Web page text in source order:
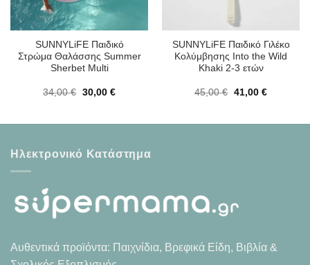
SUNNYLiFE Παιδικό
Στρώμα Θαλάσσης Summer
Sherbet Multi
34,00€ Original
30,00 €Η
SUNNYLiFE Παιδικό Γιλέκο
Κολύμβησης Into the Wild
Khaki 2-3 ετών
45,00€ Original
41,00 €Η
Ηλεκτρονικό Κατάστημα
Αυθεντικά προϊόντα: Παιχνίδια, Βρεφικά Είδη, Βιβλία &